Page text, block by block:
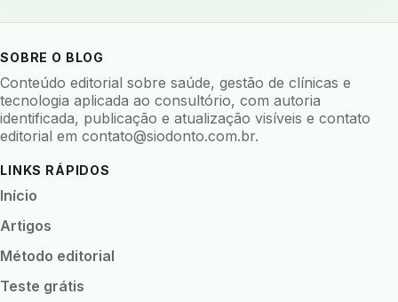
SOBRE O BLOG
Conteúdo editorial sobre saúde, gestão de clínicas e
tecnologia aplicada ao consultório, com autoria
identificada, publicação e atualização visíveis e contato
editorial em contato@siodonto.com.br.
LINKS RÁPIDOS
Início
Artigos
Método editorial
Teste grátis